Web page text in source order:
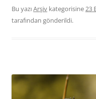
Bu yazıArşiv kategorisine23
tarafından gönderildi.